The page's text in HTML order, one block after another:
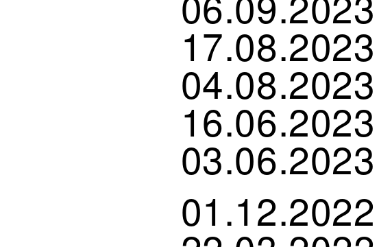
17.08.2023
04.08.2023
16.06.2023
03.06.2023
01.12.2022